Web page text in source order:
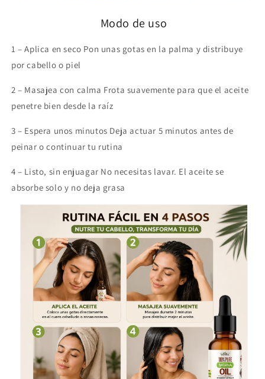
Modo de uso
1 – Aplica en seco Pon unas gotas en la palma y distribuye
por cabello o piel
2 – Masajea con calma Frota suavemente para que el aceite
penetre bien desde la raíz
3 – Espera unos minutos Deja actuar 5 minutos antes de
peinar o continuar tu rutina
4 – Listo, sin enjuagar No necesitas lavar. El aceite se
absorbe solo y no deja grasa